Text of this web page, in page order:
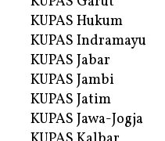
KUPAS Hukum
KUPAS Indramayu
KUPAS Jabar
KUPAS Jambi
KUPAS Jatim
KUPAS Jawa-Jogja